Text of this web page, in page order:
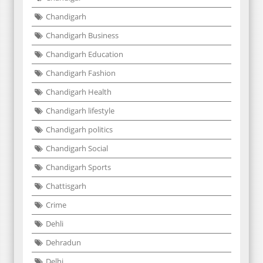
Chandigarh
Chandigarh Business
Chandigarh Education
Chandigarh Fashion
Chandigarh Health
Chandigarh lifestyle
Chandigarh politics
Chandigarh Social
Chandigarh Sports
Chattisgarh
Crime
Dehli
Dehradun